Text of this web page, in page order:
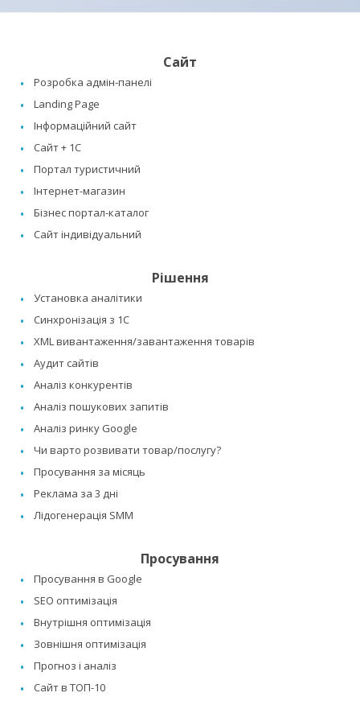
Сайт
Розробка адмін-панелі
Landing Page
Інформаційний сайт
Сайт + 1C
Портал туристичний
Інтернет-магазин
Бізнес портал-каталог
Сайт індивідуальний
Рішення
Установка аналітики
Синхронізація з 1C
XML вивантаження/завантаження товарів
Аудит сайтів
Аналіз конкурентів
Аналіз пошукових запитів
Аналіз ринку Google
Чи варто розвивати товар/послугу?
Просування за місяць
Реклама за 3 дні
Лідогенерація SMM
Просування
Просування в Google
SEO оптимізація
Внутрішня оптимізація
Зовнішня оптимізація
Прогноз і аналіз
Сайт в ТОП-10